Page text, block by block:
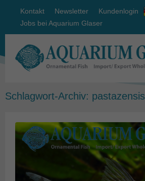
Kontakt Newsletter
Kundenlogin
Jobs bei Aquarium Glaser
Schlagwort-Archiv: pastazensis